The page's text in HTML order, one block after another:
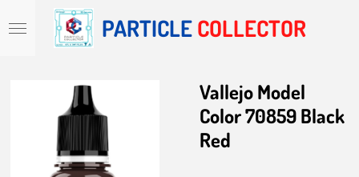
direct
hoofdinhoud
PARTICLE COLLECTOR
Vallejo Model
Color 70859 Black
Red